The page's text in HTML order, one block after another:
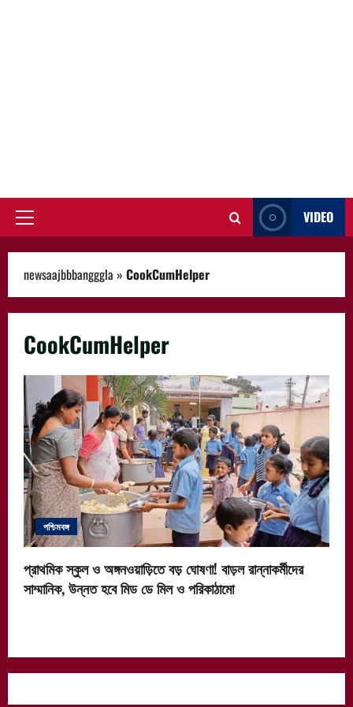
Primary
VIDEO
newsaajbbbangggla » CookCumHelper
CookCumHelper
পশ্চিমবঙ্গ
প্রাথমিক স্কুল ও অঙ্গনওয়াড়িতে বড় ঘোষণা! বাড়ল রান্নাকর্মীদের
সাম্মানিক, উন্নত হবে মিড ডে মিল ও পরিকাঠামো